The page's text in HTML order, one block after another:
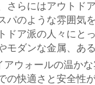
さらにはアウトド
パのような雰囲気
ドア派の人々にと
ダンな金属、あ
ウォールの温か
の快適さと安全性